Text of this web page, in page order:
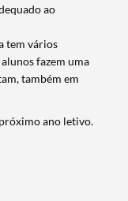
ao
tem vários
fazem uma
também em
ano letivo.